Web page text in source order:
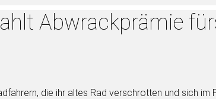
Abwrackprämie
die ihr altes Rad verschrotten und sich